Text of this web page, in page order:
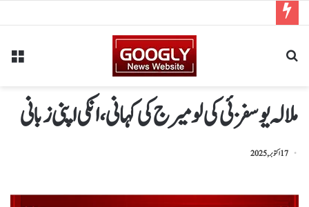
ملالہ یوسفزئی کی لو میرج کی کہانی، انکی اپنی زبانی
17 اکتوبر, 2025